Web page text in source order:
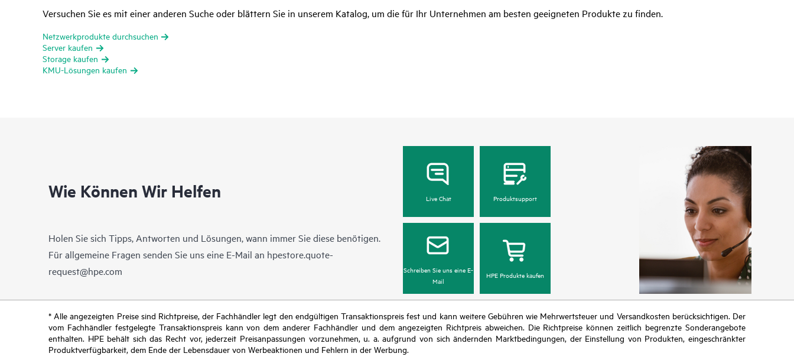
Versuchen Sie es mit einer anderen Suche oder blättern Sie in unserem Katalog, um die für Ihr Unternehmen am besten geeigneten Produkte zu finden.
Netzwerkprodukte durchsuchen
Server kaufen
Storage kaufen
KMU-Lösungen kaufen
Wie Können Wir Helfen
Holen Sie sich Tipps, Antworten und Lösungen, wann immer Sie diese benötigen.
Für allgemeine Fragen senden Sie uns eine E-Mail an hpestore.quote-
request@hpe.com
Live Chat Produktsupport
Schreiben Sie uns eine E-
Mail
HPE Produkte kaufen
* Alle angezeigten Preise sind Richtpreise, der Fachhändler legt den endgültigen Transaktionspreis fest und kann weitere Gebühren wie Mehrwertsteuer und Versandkosten berücksichtigen. Der
vom Fachhändler festgelegte Transaktionspreis kann von dem anderer Fachhändler und dem angezeigten Richtpreis abweichen. Die Richtpreise können zeitlich begrenzte Sonderangebote
enthalten. HPE behält sich das Recht vor, jederzeit Preisanpassungen vorzunehmen, u. a. aufgrund von sich ändernden Marktbedingungen, der Einstellung von Produkten, eingeschränkter
Produktverfügbarkeit, dem Ende der Lebensdauer von Werbeaktionen und Fehlern in der Werbung.